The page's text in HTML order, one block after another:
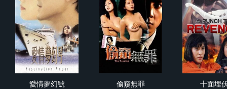
愛情夢幻號 偷窺無罪 十面埋